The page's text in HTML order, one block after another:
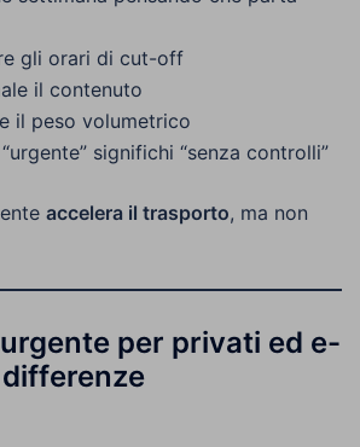
gli orari di cut-off
il contenuto
il peso volumetrico
significhi “senza controlli”
accelera il trasporto, ma non
per privati ed e-